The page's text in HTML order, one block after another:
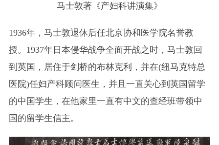
马士敦著《产妇科讲演集》
1936年，马士敦退休后任北京协和医学院名誉教
授。1937年日本侵华战争全面开战之时，马士敦回
到英国，居住于剑桥的布林克利，并在(纽马克特总
医院)任妇产科顾问医生，并且一直关心到英国留学
的中国学生，在他家里一直有中文的查经班带领中
国的留学生信主。